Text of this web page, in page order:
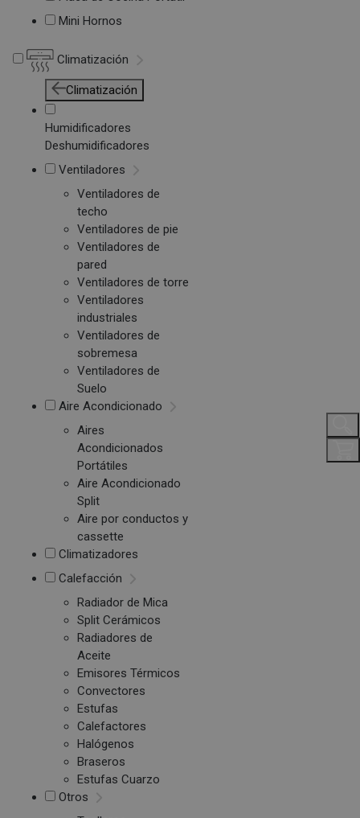
Mini Hornos
Climatización
Climatización
Humidificadores
Deshumidificadores
Ventiladores
Ventiladores de
techo
Ventiladores de pie
Ventiladores de
pared
Ventiladores de torre
Ventiladores
industriales
Ventiladores de
sobremesa
Ventiladores de
Suelo
Aire Acondicionado
Aires
Acondicionados
Portátiles
Aire Acondicionado
Split
Aire por conductos y
cassette
Climatizadores
Calefacción
Radiador de Mica
Split Cerámicos
Radiadores de
Aceite
Emisores Térmicos
Convectores
Estufas
Calefactores
Halógenos
Braseros
Estufas Cuarzo
Otros